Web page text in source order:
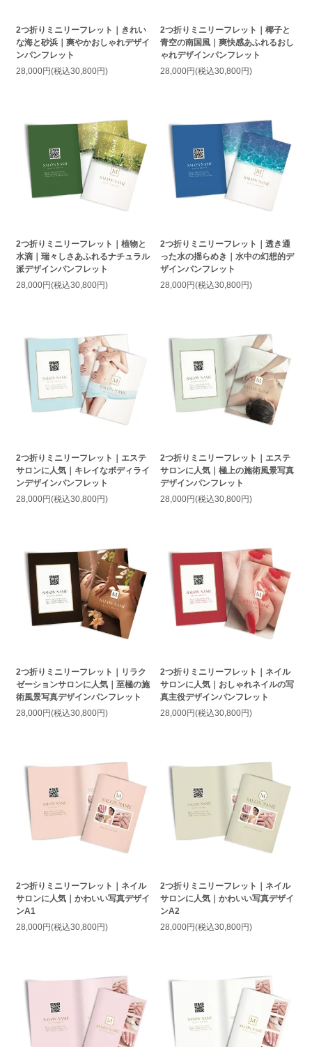
2つ折りミニリーフレット｜きれい
な海と砂浜｜爽やかおしゃれデザイ
ンパンフレット
28,000円(税込30,800円)
2つ折りミニリーフレット｜椰子と
青空の南国風｜爽快感あふれるおし
ゃれデザインパンフレット
28,000円(税込30,800円)
2つ折りミニリーフレット｜植物と
水滴｜瑞々しさあふれるナチュラル
派デザインパンフレット
28,000円(税込30,800円)
2つ折りミニリーフレット｜透き通
った水の揺らめき｜水中の幻想的デ
ザインパンフレット
28,000円(税込30,800円)
2つ折りミニリーフレット｜エステ
サロンに人気｜キレイなボディライ
ンデザインパンフレット
28,000円(税込30,800円)
2つ折りミニリーフレット｜エステ
サロンに人気｜極上の施術風景写真
デザインパンフレット
28,000円(税込30,800円)
2つ折りミニリーフレット｜リラク
ゼーションサロンに人気｜至極の施
術風景写真デザインパンフレット
28,000円(税込30,800円)
2つ折りミニリーフレット｜ネイル
サロンに人気｜おしゃれネイルの写
真主役デザインパンフレット
28,000円(税込30,800円)
2つ折りミニリーフレット｜ネイル
サロンに人気｜かわいい写真デザイ
ンA1
28,000円(税込30,800円)
2つ折りミニリーフレット｜ネイル
サロンに人気｜かわいい写真デザイ
ンA2
28,000円(税込30,800円)